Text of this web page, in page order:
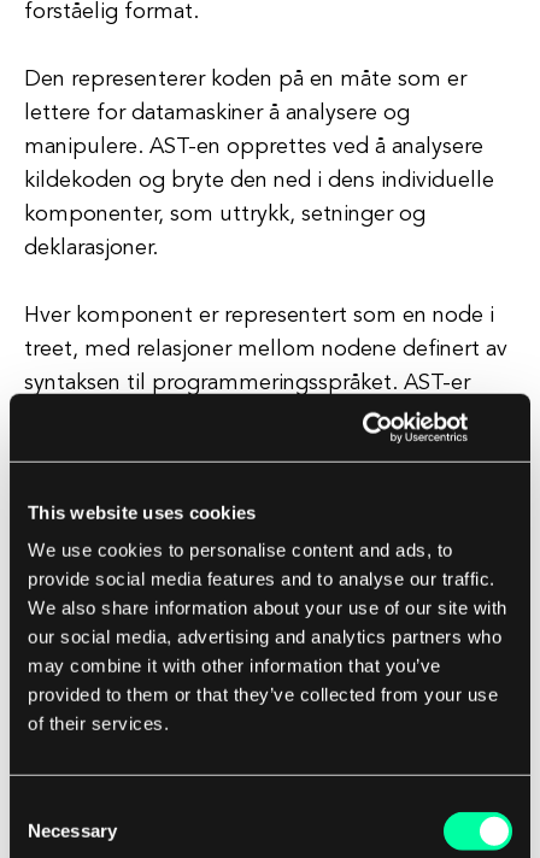
This website uses cookies
We use cookies to personalise content and ads, to
provide social media features and to analyse our traffic.
We also share information about your use of our site with
our social media, advertising and analytics partners who
may combine it with other information that you’ve
provided to them or that they’ve collected from your use
of their services.
Selection
Necessary
forståelig format.
Den representerer koden på en måte som er
lettere for datamaskiner å analysere og
manipulere. AST-en opprettes ved å analysere
kildekoden og bryte den ned i dens individuelle
komponenter, som uttrykk, setninger og
deklarasjoner.
Hver komponent er representert som en node i
treet, med relasjoner mellom nodene definert av
syntaksen til programmeringsspråket. AST-er
brukes ofte i kompilatorer og andre verktøy som
trenger å analysere eller transformere kildekode.
De gir en strukturert måte å navigere og
manipulere kode på, noe som gjør det lettere å
utføre oppgaver som optimalisering,
kodegenerering og statisk analyse. Alt i alt er et
abstrakt syntakstre et kraftig verktøy for å forstå
og arbeide med kode på en mer abstrakt og
strukturert måte.
komplekse kodebaser og gjør det mulig for dem